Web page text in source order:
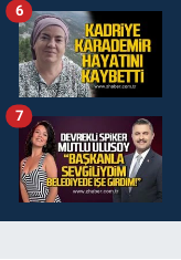
6
7